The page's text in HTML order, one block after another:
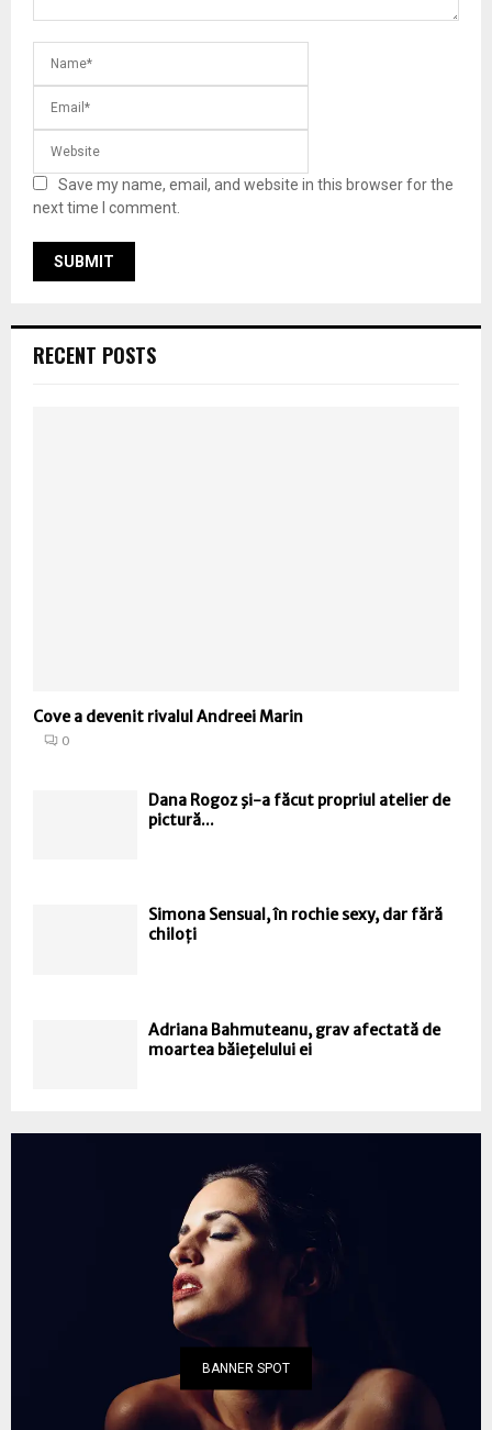
Save my name, email, and website in this browser for the
next time I comment.
RECENT POSTS
Cove a devenit rivalul Andreei Marin
0
Dana Rogoz şi-a făcut propriul atelier de
pictură...
Simona Sensual, în rochie sexy, dar fără
chiloți
Adriana Bahmuteanu, grav afectată de
moartea băieţelului ei
BANNER SPOT